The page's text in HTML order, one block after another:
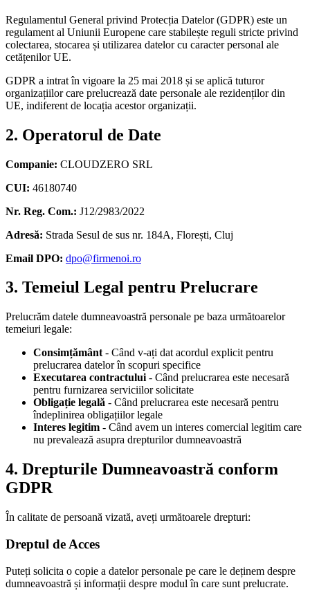
Regulamentul General privind Protecția Datelor (GDPR) este un
regulament al Uniunii Europene care stabilește reguli stricte privind
colectarea, stocarea și utilizarea datelor cu caracter personal ale
cetățenilor UE.
GDPR a intrat în vigoare la 25 mai 2018 și se aplică tuturor
organizațiilor care prelucrează date personale ale rezidenților din
UE, indiferent de locația acestor organizații.
2. Operatorul de Date
Companie: CLOUDZERO SRL
CUI: 46180740
Nr. Reg. Com.: J12/2983/2022
Adresă: Strada Sesul de sus nr. 184A, Florești, Cluj
Email DPO: dpo@firmenoi.ro
3. Temeiul Legal pentru Prelucrare
Prelucrăm datele dumneavoastră personale pe baza următoarelor
temeiuri legale:
Consimțământ - Când v-ați dat acordul explicit pentru
prelucrarea datelor în scopuri specifice
Executarea contractului - Când prelucrarea este necesară
pentru furnizarea serviciilor solicitate
Obligație legală - Când prelucrarea este necesară pentru
îndeplinirea obligațiilor legale
Interes legitim - Când avem un interes comercial legitim care
nu prevalează asupra drepturilor dumneavoastră
4. Drepturile Dumneavoastră conform
GDPR
În calitate de persoană vizată, aveți următoarele drepturi:
Dreptul de Acces
Puteți solicita o copie a datelor personale pe care le deținem despre
dumneavoastră și informații despre modul în care sunt prelucrate.